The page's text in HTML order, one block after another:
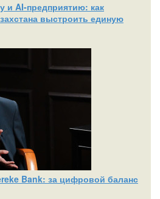
и AI‑предприятию: как
выстроить единую
Bank: за цифровой баланс